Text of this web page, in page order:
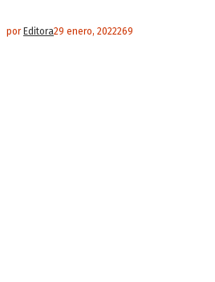
porEditora29 enero, 2022269